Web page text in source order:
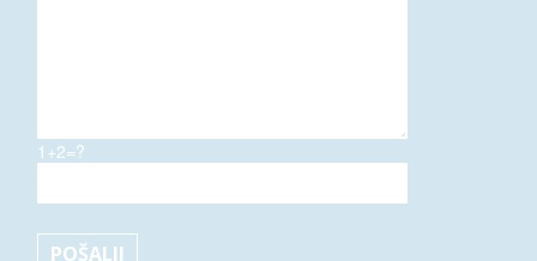
1+2=?